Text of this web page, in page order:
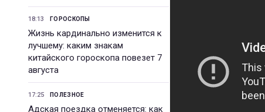
18:13 ГОРОСКОПЫ
Жизнь кардинально изменится к
лучшему: каким знакам
китайского гороскопа повезет 7
августа
17:25 ПОЛЕЗНОЕ
Адская поездка отменяется: как